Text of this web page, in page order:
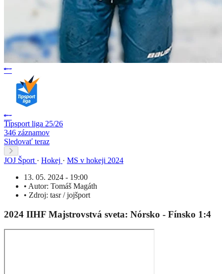
Tipsport liga 25/26
346 záznamov
Sledovať teraz
JOJ Šport · Hokej · MS v hokeji 2024
13. 05. 2024 - 19:00
• Autor: Tomáš Magáth
• Zdroj: tasr / jojšport
2024 IIHF Majstrovstvá sveta: Nórsko - Fínsko 1:4